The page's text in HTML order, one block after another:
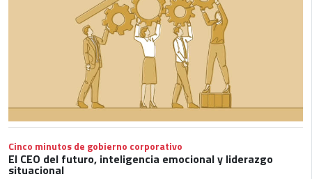
Cinco minutos de gobierno corporativo
El CEO del futuro, inteligencia emocional y liderazgo
situacional